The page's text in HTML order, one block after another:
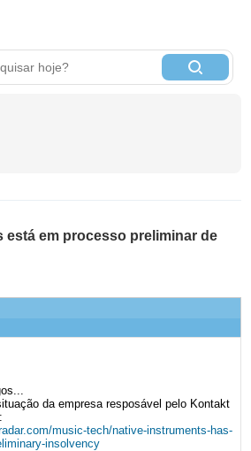
está em processo preliminar de
da empresa resposável pelo Kontakt
music-tech/native-instruments-has-
insolvency